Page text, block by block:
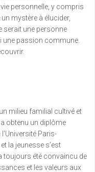
personnelle, y compris
mystère à élucider,
serait une personne
une passion commune.
milieu familial cultivé et
a obtenu un diplôme
Paris-
la jeunesse s’est
toujours été convaincu de
et les valeurs aux